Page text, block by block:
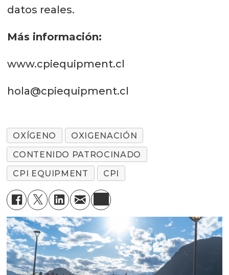
datos reales.
Más información:
www.cpiequipment.cl
hola@cpiequipment.cl
OXÍGENO
OXIGENACIÓN
CONTENIDO PATROCINADO
CPI EQUIPMENT
CPI